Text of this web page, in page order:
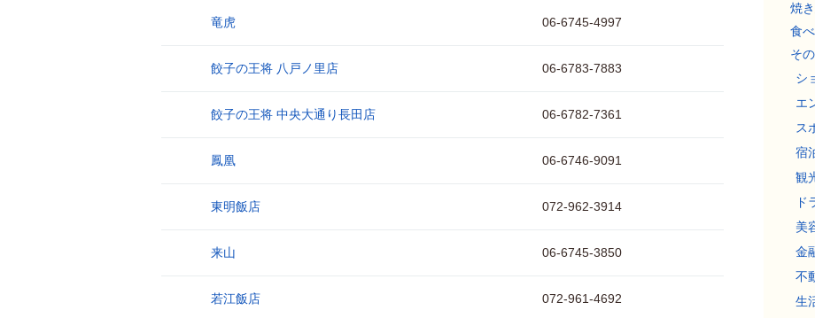
竜虎 06-6745-4997
餃子の王将 八戸ノ里店 06-6783-7883
餃子の王将 中央大通り長田店 06-6782-7361
鳳凰 06-6746-9091
東明飯店 072-962-3914
来山 06-6745-3850
若江飯店 072-961-4692
焼
食
そ
シ
エ
ス
宿
観
ド
美
金
不
生